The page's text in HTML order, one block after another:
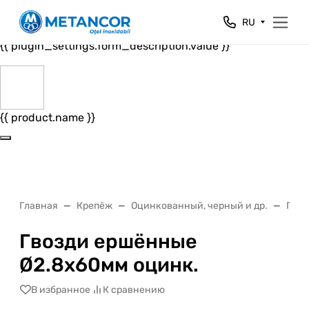
Close
{{ plugin_settings.form_header.value }}
{{ plugin_settings.form_description.value }}
{{ product.name }}
RU
Главная Крепёж Оцинкованный, черный и др.
Гвозди ершённые
Ø2.8x60мм оцинк.
В избранное К сравнению